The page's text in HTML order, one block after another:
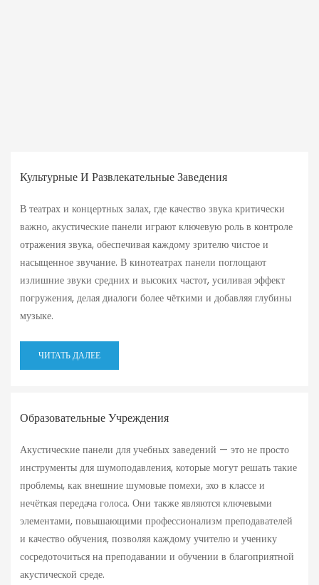
Культурные И Развлекательные Заведения
В театрах и концертных залах, где качество звука критически
важно, акустические панели играют ключевую роль в контроле
отражения звука, обеспечивая каждому зрителю чистое и
насыщенное звучание. В кинотеатрах панели поглощают
излишние звуки средних и высоких частот, усиливая эффект
погружения, делая диалоги более чёткими и добавляя глубины
музыке.
ЧИТАТЬ ДАЛЕЕ
Образовательные Учреждения
Акустические панели для учебных заведений — это не просто
инструменты для шумоподавления, которые могут решать такие
проблемы, как внешние шумовые помехи, эхо в классе и
нечёткая передача голоса. Они также являются ключевыми
элементами, повышающими профессионализм преподавателей
и качество обучения, позволяя каждому учителю и ученику
сосредоточиться на преподавании и обучении в благоприятной
акустической среде.